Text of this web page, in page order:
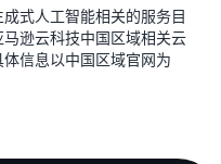
式人工智能相关的服务目
逊云科技中国区域相关云
信息以中国区域官网为